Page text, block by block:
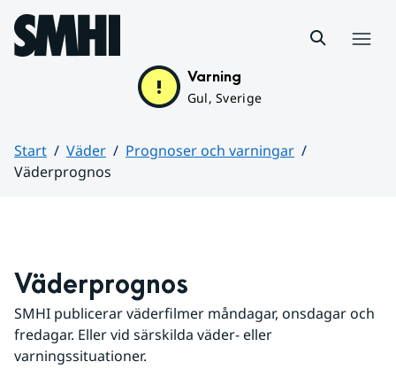
Hoppa till sidans innehåll
Varning
Gul, Sverige
Start Väder
Prognoser och varningar
Väderprognos
Väderprognos
SMHI publicerar väderfilmer måndagar, onsdagar och
fredagar. Eller vid särskilda väder- eller
varningssituationer.